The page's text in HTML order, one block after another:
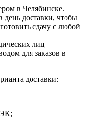
в Челябинске.
день доставки, чтобы
сдачу с любой
лиц
для заказов в
доставки: